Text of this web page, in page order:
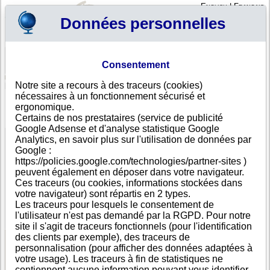
English|Français
Votre panier est vide
Birmanie > Toutes villes > Yangon
HOTEL & TOURISM SERVICES, Yangon
FICHE ENTREPRISE
Dénomination HOTEL & TOURISM SERVICES
Adresse
Ville
Yangon- 1114
Pays
Birmanie
Type
d'adresse
Adresse unique
Téléphone
+95 21---
DUNS®
Number
65-------
Voir les informations disponibles
Données personnelles
Consentement
Notre site a recours à des traceurs (cookies)
nécessaires à un fonctionnement sécurisé et
ergonomique.
Certains de nos prestataires (service de publicité
Google Adsense et d'analyse statistique Google
Analytics, en savoir plus sur l'utilisation de données par
Google :
https://policies.google.com/technologies/partner-sites )
peuvent également en déposer dans votre navigateur.
Ces traceurs (ou cookies, informations stockées dans
votre navigateur) sont répartis en 2 types.
Les traceurs pour lesquels le consentement de
l'utilisateur n'est pas demandé par la RGPD. Pour notre
site il s'agit de traceurs fonctionnels (pour l'identification
des clients par exemple), des traceurs de
personnalisation (pour afficher des données adaptées à
votre usage). Les traceurs à fin de statistiques ne